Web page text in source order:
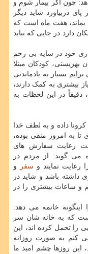
چون اگر بیمار شوم و
دربیاورد شاید دیگر
بماند، هفت ماه است که
دارد در جایی که نباید
خود در سایه بی رحم
بهزیستی، کودکان مبتلا
بسیار به یادماندنی
بیشتری به کمک دارند،
در این لحظات به
تا به امروز ۱۶ بار تست کرونا داده و به لطف خدا
به امروز منفی بوده،
رعایت سفارش های
می گوید: از مردم در
نمایند و سفر
و
داشته باشد و شاید در
و ساعات بیشتری را در
خاتمه می دهد:
که به خانه شان سر
را تحمل کرده اند، این
کنم به صورت روزانه
این روزها چشم امید ما